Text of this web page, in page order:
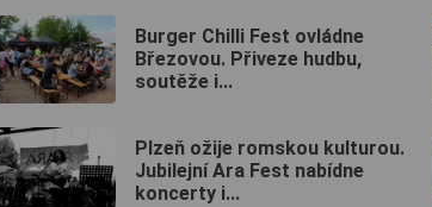
Burger Chilli Fest ovládne
Březovou. Přiveze hudbu,
soutěže i...
Plzeň ožije romskou kulturou.
Jubilejní Ara Fest nabídne
koncerty i...